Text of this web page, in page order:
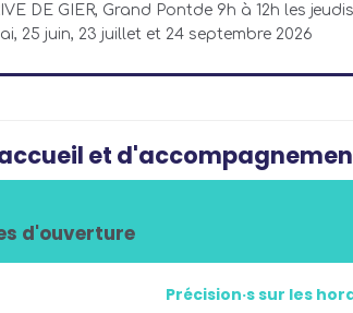
DE GIER, Grand Pontde 9h à 12h les
25 juin, 23 juillet et 24 septembre 2026
et
d'ouverture
Précision·s sur les